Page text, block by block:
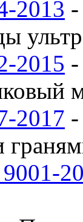
2013
2015
2017